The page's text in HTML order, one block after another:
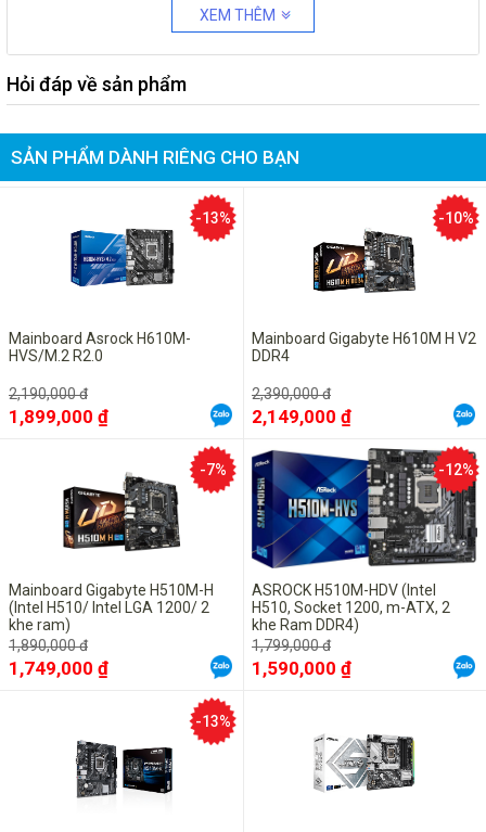
XEM THÊM
Hỏi đáp về sản phẩm
SẢN PHẨM DÀNH RIÊNG CHO BẠN
Mainboard Asrock H610M-
HVS/M.2 R2.0
2,190,000 đ
1,899,000 ₫
-13%
Mainboard Gigabyte H610M H V2
DDR4
2,390,000 đ
2,149,000 ₫
-10%
Mainboard Gigabyte H510M-H
(Intel H510/ Intel LGA 1200/ 2
khe ram)
1,890,000 đ
1,749,000 ₫
-7%
ASROCK H510M-HDV (Intel
H510, Socket 1200, m-ATX, 2
khe Ram DDR4)
1,799,000 đ
1,590,000 ₫
-12%
-13%